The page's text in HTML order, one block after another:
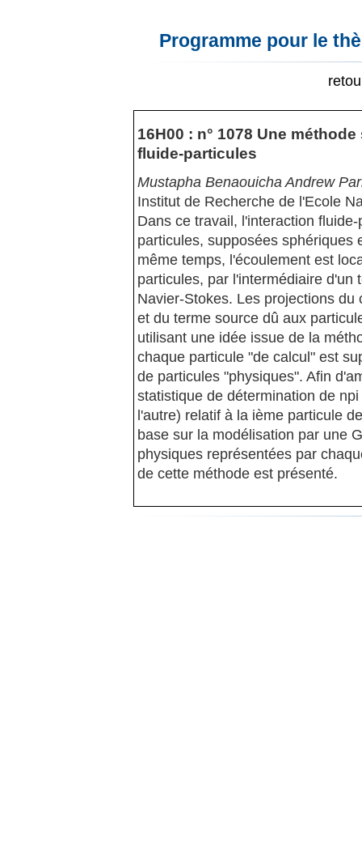
Programme pour le
16H00 : n° 1078 Une
fluide-particules
Mustapha Benaouicha Andrew
Institut de Recherche de l'Ecole
Dans ce travail, l'interaction
particules, supposées sphériques
même temps, l'écoulement est
particules, par l'intermédiaire d'un
Navier-Stokes. Les projections
et du terme source dû aux
utilisant une idée issue de la
chaque particule "de calcul" est
de particules "physiques". Afin
statistique de détermination de
l'autre) relatif à la ième particule
base sur la modélisation par une
physiques représentées par
de cette méthode est présenté.